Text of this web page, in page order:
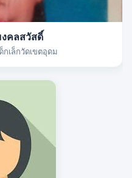
งคลสวัสดิ์
เล็กวัดเขตอุดม